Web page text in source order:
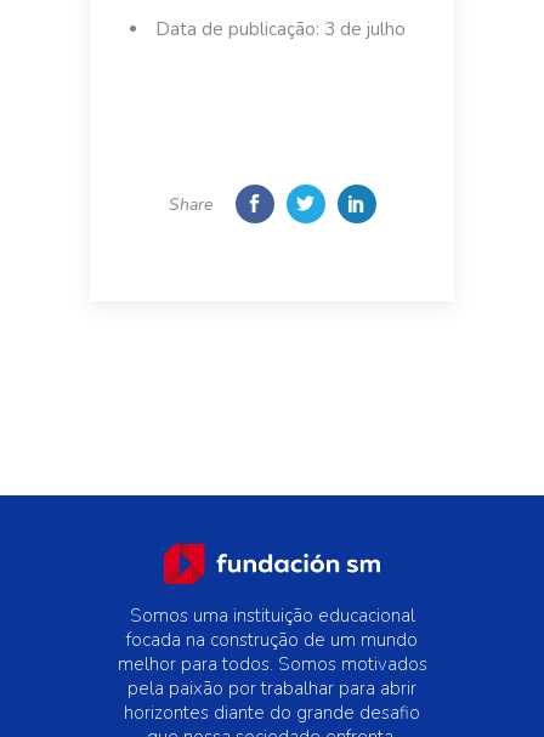
Data de publicação: 3 de julho
Share
Somos uma instituição educacional
focada na construção de um mundo
melhor para todos. Somos motivados
pela paixão por trabalhar para abrir
horizontes diante do grande desafio